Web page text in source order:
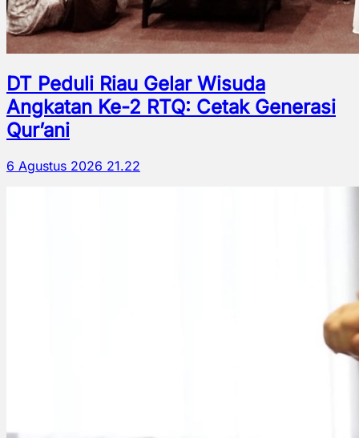
DT Peduli Riau Gelar Wisuda
Angkatan Ke-2 RTQ: Cetak Generasi
Qur’ani
6 Agustus 2026 21.22